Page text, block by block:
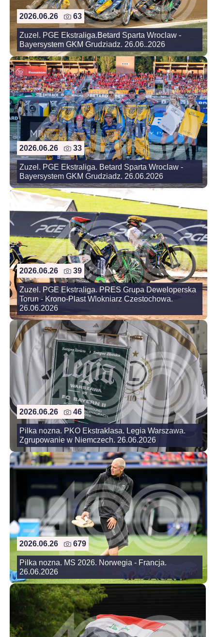
2026.06.26 63
Zuzel. PGE Ekstraliga.Betard Sparta Wroclaw -
Bayersystem GKM Grudziadz. 26.06..2026
2026.06.26 33
Zuzel. PGE Ekstraliga. Betard Sparta Wroclaw -
Bayersystem GKM Grudziadz. 26.06.2026
2026.06.26 39
Zuzel. PGE Ekstraliga. PRES Grupa Deweloperska
Torun - Krono-Plast Wlokniarz Czestochowa.
26.06.2026
2026.06.26 46
Pilka nozna. PKO Ekstraklasa. Legia Warszawa.
Zgrupowanie w Niemczech. 26.06.2026
2026.06.26 679
Pilka nozna. MS 2026. Norwegia - Francja.
26.06.2026